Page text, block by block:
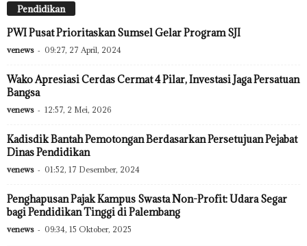
Pendidikan
PWI Pusat Prioritaskan Sumsel Gelar Program SJI
venews - 09:27, 27 April, 2024
Wako Apresiasi Cerdas Cermat 4 Pilar, Investasi Jaga Persatuan
Bangsa
venews - 12:57, 2 Mei, 2026
Kadisdik Bantah Pemotongan Berdasarkan Persetujuan Pejabat
Dinas Pendidikan
venews - 01:52, 17 Desember, 2024
Penghapusan Pajak Kampus Swasta Non-Profit: Udara Segar
bagi Pendidikan Tinggi di Palembang
venews - 09:34, 15 Oktober, 2025